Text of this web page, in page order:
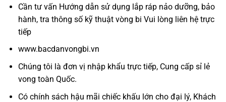
Cần tư vấn Hướng dẫn sử dụng lắp ráp nảo dưỡng, bảo
hành, tra thông số kỹ thuật vòng bi Vui lòng liên hệ trực
tiếp
www.bacdanvongbi.vn
Chúng tôi là đơn vị nhập khẩu trực tiếp, Cung cấp sỉ lẻ
vong toàn Quốc.
Có chính sách hậu mãi chiếc khấu lớn cho đại lý, Khách